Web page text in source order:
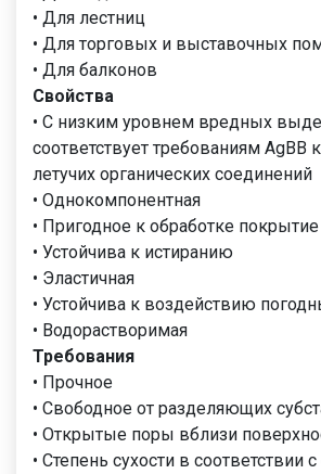
• Для лестниц
• Для торговых и выставочных
• Для балконов
Свойства
• С низким уровнем вредных
соответствует требованиям
летучих органических соединений
• Однокомпонентная
• Пригодное к обработке покрытие
• Устойчива к истиранию
• Эластичная
• Устойчива к воздействию
• Водорастворимая
Требования
• Прочное
• Свободное от разделяющих
• Открытые поры вблизи
• Степень сухости в соответствии